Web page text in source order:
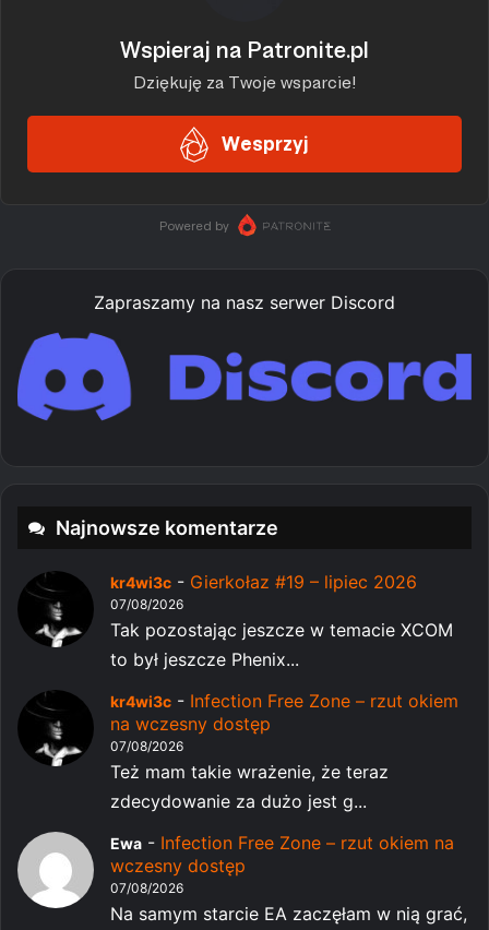
Zapraszamy na nasz serwer Discord
Najnowsze komentarze
kr4wi3c - Gierkołaz #19 – lipiec 2026
07/08/2026
Tak pozostając jeszcze w temacie XCOM
to był jeszcze Phenix...
kr4wi3c - Infection Free Zone – rzut okiem
na wczesny dostęp
07/08/2026
Też mam takie wrażenie, że teraz
zdecydowanie za dużo jest g...
Ewa - Infection Free Zone – rzut okiem na
wczesny dostęp
07/08/2026
Na samym starcie EA zaczęłam w nią grać,